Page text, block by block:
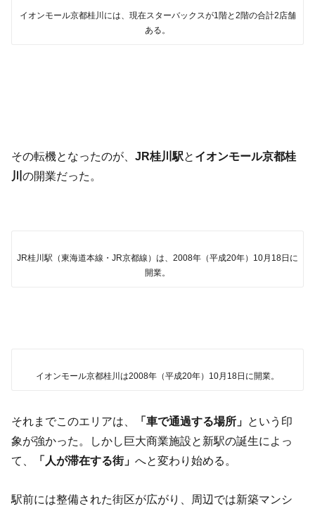
イオンモール京都桂川には、現在スターバックスが1階と2階の合計2店舗
ある。
その転機となったのが、JR桂川駅と イオンモール京都桂
川の開業だった。
JR桂川駅（東海道本線・JR京都線）は、2008年（平成20年）10月18日に
開業。
イオンモール京都桂川は2008年（平成20年）10月18日に開業。
それまでこのエリアは、 「車で通過する場所」 という印
象が強かった。しかし巨大商業施設と新駅の誕生によっ
て、
「人が滞在する街」へと変わり始める。
駅前には整備された街区が広がり、周辺では新築マンシ